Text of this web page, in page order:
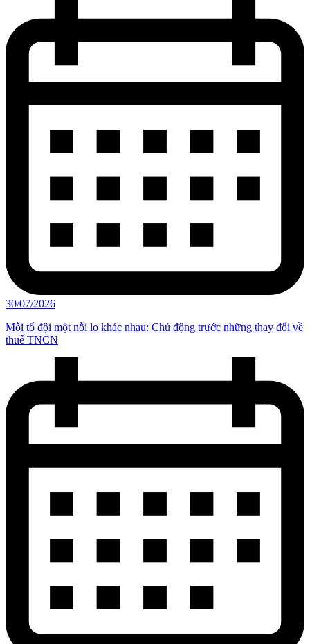
30/07/2026
Mỗi tổ đội một nỗi lo khác nhau: Chủ động trước những thay đổi về
thuế TNCN